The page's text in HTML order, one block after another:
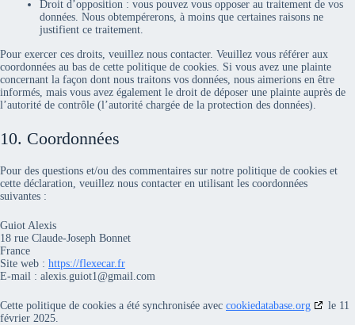
Droit d’opposition : vous pouvez vous opposer au traitement de vos
données. Nous obtempérerons, à moins que certaines raisons ne
justifient ce traitement.
Pour exercer ces droits, veuillez nous contacter. Veuillez vous référer aux
coordonnées au bas de cette politique de cookies. Si vous avez une plainte
concernant la façon dont nous traitons vos données, nous aimerions en être
informés, mais vous avez également le droit de déposer une plainte auprès de
l’autorité de contrôle (l’autorité chargée de la protection des données).
10. Coordonnées
Pour des questions et/ou des commentaires sur notre politique de cookies et
cette déclaration, veuillez nous contacter en utilisant les coordonnées
suivantes :
Guiot Alexis
18 rue Claude-Joseph Bonnet
France
Site web : https://flexecar.fr
E-mail : alexis.guiot1@gmail.com
Cette politique de cookies a été synchronisée avec cookiedatabase.org
le 11
février 2025.